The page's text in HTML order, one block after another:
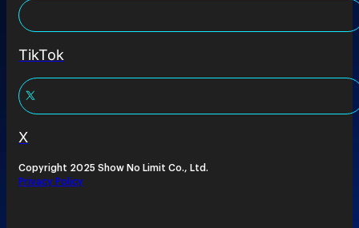
TikTok
X
Copyright 2025 Show No Limit Co., Ltd.
Privacy Policy